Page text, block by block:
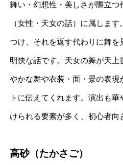
舞い・幻想性・美しさが際立つ
（女性・天女の話）に属しま
つけ、それを返す代わりに舞を
明快な話です。天女の舞が天上
やかな舞や衣装・面・景の表現
トに伝えてくれます。演出も
けられる要素が多く、初心者向
高砂（たかさご）